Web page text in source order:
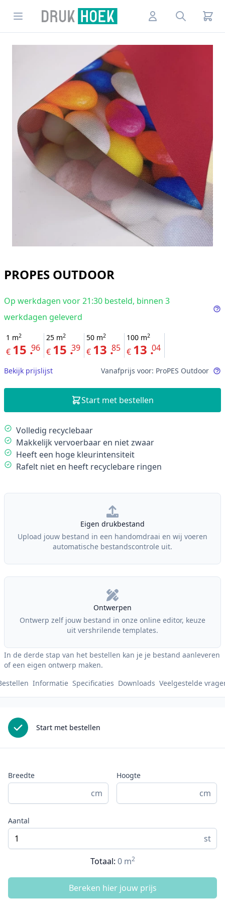
Open menuDrukhoek NL AccountSearch
PROPES OUTDOOR
Op werkdagen voor 21:30 besteld, binnen 3
werkdagen geleverd
1 m2
€ 15 .96
25 m2
€ 15 .39
50 m2
€ 13 .85
100 m2
€ 13 .04
Bekijk prijslijst Vanafprijs voor: ProPES Outdoor
Description
Volledig recyclebaar
Makkelijk vervoerbaar en niet zwaar
Heeft een hoge kleurintensiteit
Rafelt niet en heeft recyclebare ringen
Start met bestellen
Our Policies
Eigen drukbestand
Upload jouw bestand in een handomdraai en wij voeren
automatische bestandscontrole uit.
Ontwerpen
Ontwerp zelf jouw bestand in onze online editor, keuze
uit vershrilende templates.
In de derde stap van het bestellen kan je je bestand aanleveren
of een eigen ontwerp maken.
Informatie Specificaties Downloads Veelgestelde
Start met bestellen
Breedte
cm
Hoogte
cm
Aantal
st
Totaal: 0 m2
Bereken hier jouw prijs